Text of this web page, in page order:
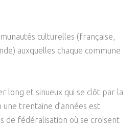
culturelles (française,
auxquelles chaque commune
long et sinueux qui se clôt par la
une trentaine d’années est
de fédéralisation où se croisent